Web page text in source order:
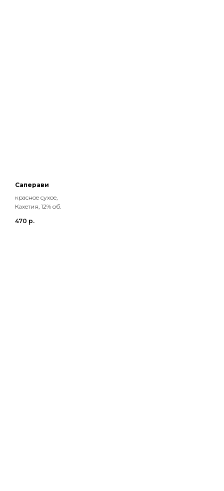
Саперави
красное сухое,
Кахетия, 12% об.
470 р.